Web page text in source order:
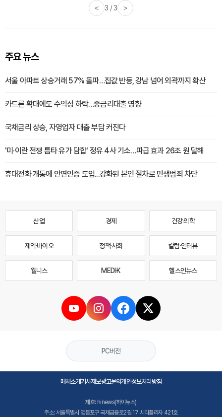
< 3 / 3 >
주요 뉴스
서울 아파트 상승거래 57% 돌파…집값 반등, 강남 넘어 외곽까지 확산
카드론 확대에도 수익성 하락…중금리대출 영향
국채금리 상승, 자영업자 대출 부담 커진다
'미·이란 전쟁 틈타 유가 담합' 정유 4사 기소…파급 효과 26조 원 달해
휴대전화 개통에 안면인증 도입...강화된 본인 절차로 민생범죄 차단
산업 경제 건강·의학
제약·바이오 정책·사회 칼럼·인터뷰
웰니스 MEDI·K 헬스인뉴스
PC버전
매체소개기사제보광고문의개인정보처리방침
제호: hinews(하이뉴스)
주소: 서울특별시 영등포구 국제금융로2길 17 시티플라자 421호